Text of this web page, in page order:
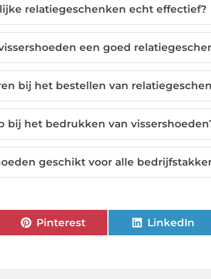
relatiegeschenken echt effectief?
een goed
bij het bestellen van
bij het bedrukken van
geschikt voor alle
Pinterest LinkedIn